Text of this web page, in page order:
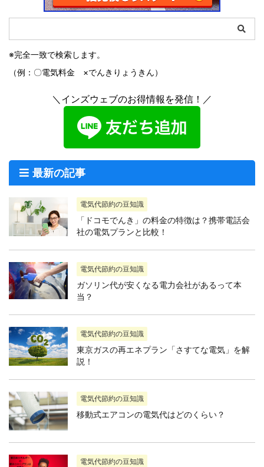
※完全一致で検索します。
（例：〇電気料金 ×でんきりょうきん）
＼インズウェブのお得情報を発信！／
最新の記事
電気代節約の豆知識
「ドコモでんき」の料金の特徴は？携帯電話会
社の電気プランと比較！
電気代節約の豆知識
ガソリン代が安くなる電力会社があるって本
当？
電気代節約の豆知識
東京ガスの再エネプラン「さすてな電気」を解
説！
電気代節約の豆知識
移動式エアコンの電気代はどのくらい？
電気代節約の豆知識